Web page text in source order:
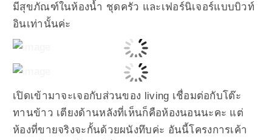
มีสุขภัณฑ์ในห้องน้ำ ชุดครัว และเฟอร์นิเจอร์แบบบิวท์
อินเท่านั้นค่ะ
เปิดเข้ามาจะเจอกับส่วนของ living เชื่อมต่อกับโต๊ะ
ทานข้าว เตียงด้านหลังที่เห็นก็คือห้องนอนนะคะ แต่
ห้องที่ขายจริงจะกั้นด้วยผนังทึบค่ะ อันนี้โครงการเค้า